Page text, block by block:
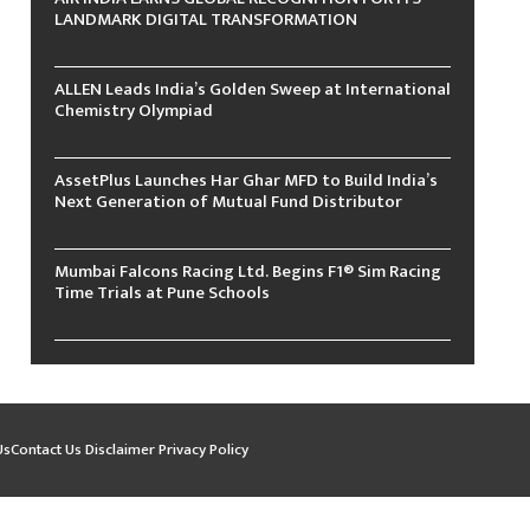
LANDMARK DIGITAL TRANSFORMATION
ALLEN Leads India’s Golden Sweep at International
Chemistry Olympiad
AssetPlus Launches Har Ghar MFD to Build India’s
Next Generation of Mutual Fund Distributor
Mumbai Falcons Racing Ltd. Begins F1® Sim Racing
Time Trials at Pune Schools
Contact UsDisclaimerPrivacy Policy